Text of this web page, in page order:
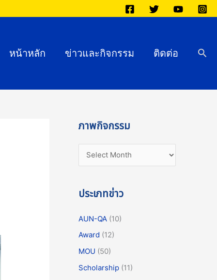
หน้าหลัก ข่าวและกิจกรรม ติดต่อ
ภาพกิจกรรม
กิ
ม
ประเภทข่าว
AUN-QA (10)
Award (12)
MOU (50)
Scholarship (11)